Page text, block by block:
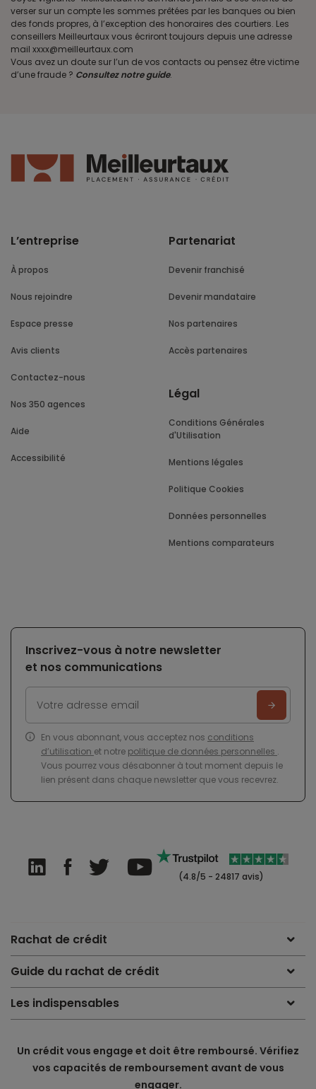
verser sur un compte les sommes prêtées par les banques ou bien
des fonds propres, à l’exception des honoraires des courtiers. Les
conseillers Meilleurtaux vous écriront toujours depuis une adresse
mail xxxx@meilleurtaux.com
Vous avez un doute sur l’un de vos contacts ou pensez être victime
d’une fraude ? Consultez notre guide.
L’entreprise
À propos
Nous rejoindre
Espace presse
Avis clients
Contactez-nous
Nos 350 agences
Aide
Accessibilité
Partenariat
Devenir franchisé
Devenir mandataire
Nos partenaires
Accès partenaires
Légal
Conditions Générales
d'Utilisation
Mentions légales
Politique Cookies
Données personnelles
Mentions comparateurs
Inscrivez-vous à notre newsletter
et nos communications
En vous abonnant, vous acceptez nos conditions
d’utilisation et notre politique de données personnelles .
Vous pourrez vous désabonner à tout moment depuis le
lien présent dans chaque newsletter que vous recevrez.
(4.8/5 - 24817 avis)
Rachat de crédit
Guide du rachat de crédit
Les indispensables
Un crédit vous engage et doit être remboursé. Vérifiez
vos capacités de remboursement avant de vous
engager.